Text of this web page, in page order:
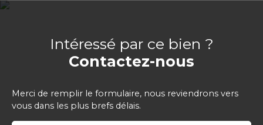
Intéressé par ce bien ?
Contactez-nous
Merci de remplir le formulaire, nous reviendrons vers
vous dans les plus brefs délais.